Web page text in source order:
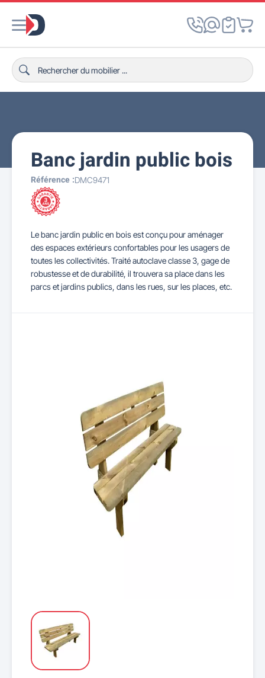
Banc jardin public bois
Référence :DMC9471
Le banc jardin public en bois est conçu pour aménager
des espaces extérieurs confortables pour les usagers de
toutes les collectivités. Traité autoclave classe 3, gage de
robustesse et de durabilité, il trouvera sa place dans les
parcs et jardins publics, dans les rues, sur les places, etc.